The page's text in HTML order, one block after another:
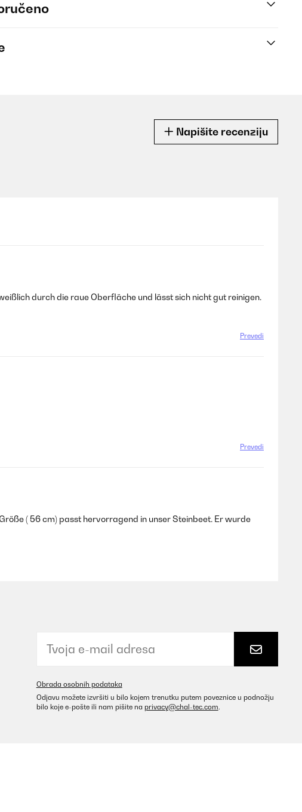
Napišite recenziju
durch die raue Oberfläche und lässt sich nicht gut reinigen.
Prevedi
Prevedi
( 56 cm) passt hervorragend in unser Steinbeet. Er wurde
bin ich fündig geworden und der neue Brunnen passt
so tief in der Kugel des Brunnens "versteckt" waren. Aber
zu empfehlen.
Prevedi
platzieren.
Obrada osobnih podataka
Odjavu možete izvršiti u bilo kojem trenutku putem poveznice u podnožju
bilo koje e-pošte ili nam pišite na privacy@chal-tec.com.